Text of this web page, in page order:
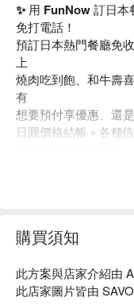
✨ 用 FunNow 訂日本
免打電話！
預訂日本熱門餐廳免
上
燒肉吃到飽、和牛壽
有
想要預付享優惠、還
日圓價格結帳＋各種
購買須知
此方案與店家介紹由
此店家圖片皆由